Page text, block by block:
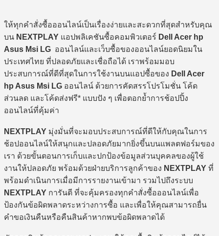
ให้ทุกคำสั่งซื้อออนไลน์เป็นเรื่องง่ายและสะดวกที่สุดสำหรับคุณ
บน NEXTPLAY แอปพลิเคชันซื้อคอมพิวเตอร์ Dell Acer hp
Asus Msi LG ออนไลน์และเว็บซื้อของออนไลน์ยอดนิยมใน
ประเทศไทย ที่ปลอดภัยและเชื่อถือได้ เราพร้อมมอบ
ประสบการณ์ที่ดีที่สุดในการใช้งานบนแอปซื้อของ Dell Acer
hp Asus Msi LG ออนไลน์ ด้วยการคัดสรรโปรโมชั่น โค้ด
ส่วนลด และโค้ดส่งฟรี* แบบปัง ๆ เพื่อตอกย้ำการช้อปปิ้ง
ออนไลน์ที่คุ้มค่า
NEXTPLAY มุ่งมั่นที่จะมอบประสบการณ์ที่ดีให้กับคุณในการ
ช้อปออนไลน์ให้สนุกและปลอดภัยมากยิ่งขึ้นบนแพลตฟอร์มของ
เรา ด้วยขั้นตอนการเก็บและปกป้องข้อมูลส่วนบุคคลของผู้ใช้
งานให้ปลอดภัย พร้อมด้วยฝ่ายบริการลูกค้าของ NEXTPLAY ที่
พร้อมดำเนินการเมื่อมีการรายงานเข้ามา รวมไปถึงระบบ
NEXTPLAY การันตี ที่จะคุ้มครองทุกคำสั่งซื้อออนไลน์เพื่อ
ป้องกันข้อผิดพลาดระหว่างการซื้อ และเพื่อให้คุณสามารถยื่น
คำขอเงินคืนหรือคืนสินค้าหากพบข้อผิดพลาดได้